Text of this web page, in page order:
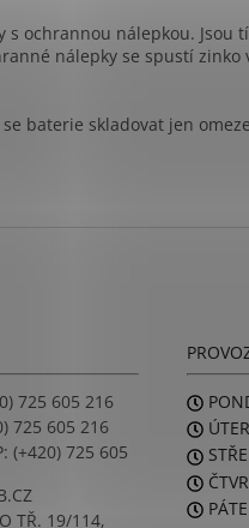
ochrannou nálepkou. Jsou
nálepky se spustí zinko
baterie skladovat jen
725 605 216
725 605 216
(+420) 725 605
TŘ. 19/114,